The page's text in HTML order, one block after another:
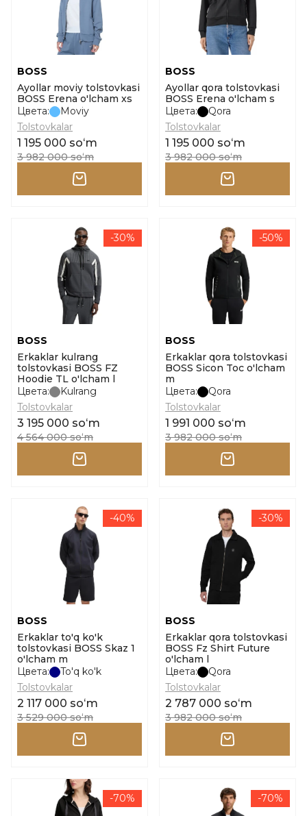
BOSS
Ayollar moviy tolstovkasi
BOSS Erena o'lcham xs
Цвета:
Moviy
Tolstovkalar
1 195 000 soʻm
3 982 000 soʻm
BOSS
Ayollar qora tolstovkasi
BOSS Erena o'lcham s
Цвета:
Qora
Tolstovkalar
1 195 000 soʻm
3 982 000 soʻm
-30%
BOSS
Erkaklar kulrang
tolstovkasi BOSS FZ
Hoodie TL o'lcham l
Цвета:
Kulrang
Tolstovkalar
3 195 000 soʻm
4 564 000 soʻm
-50%
BOSS
Erkaklar qora tolstovkasi
BOSS Sicon Toc o'lcham
m
Цвета:
Qora
Tolstovkalar
1 991 000 soʻm
3 982 000 soʻm
-40%
BOSS
Erkaklar to'q ko'k
tolstovkasi BOSS Skaz 1
o'lcham m
Цвета:
To'q ko'k
Tolstovkalar
2 117 000 soʻm
3 529 000 soʻm
-30%
BOSS
Erkaklar qora tolstovkasi
BOSS Fz Shirt Future
o'lcham l
Цвета:
Qora
Tolstovkalar
2 787 000 soʻm
3 982 000 soʻm
-70% -70%